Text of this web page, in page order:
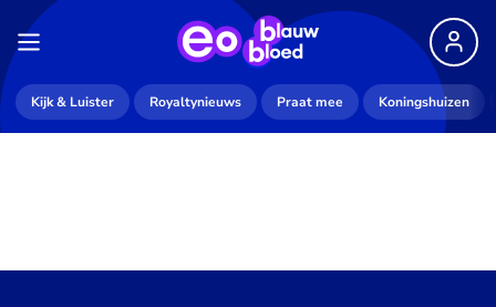
Kijk & Luister Royaltynieuws Praat mee Koningshuizen